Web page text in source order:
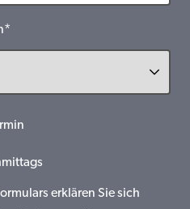
erklären Sie sich